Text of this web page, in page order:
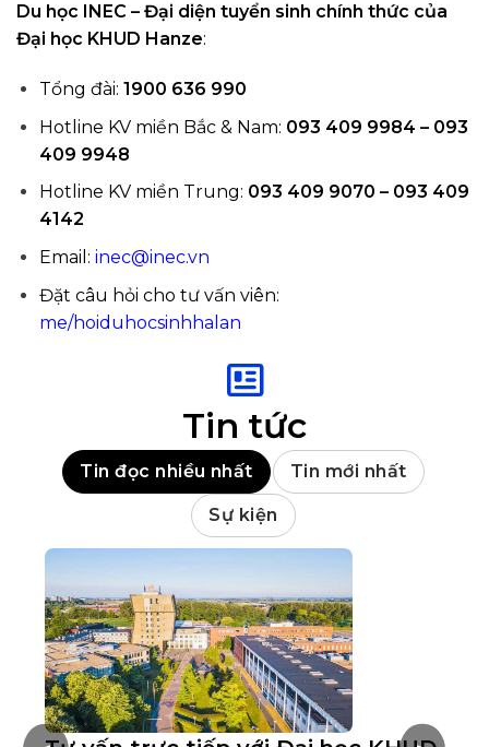
Du học INEC – Đại diện tuyển sinh chính thức của
Đại học KHUD Hanze:
Tổng đài: 1900 636 990
Hotline KV miền Bắc & Nam: 093 409 9984 – 093
409 9948
Hotline KV miền Trung: 093 409 9070 – 093 409
4142
Email: inec@inec.vn
Đặt câu hỏi cho tư vấn viên:
me/hoiduhocsinhhalan
Tin tức
Tin đọc nhiều nhất Tin mới nhất
Sự kiện